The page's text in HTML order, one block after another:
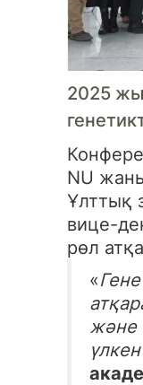
2025
NU
Ұлттық
вице-
рөл
«
және